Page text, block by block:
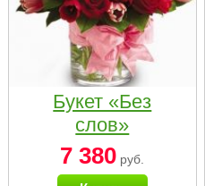
Букет «Без
слов»
7 380 руб.